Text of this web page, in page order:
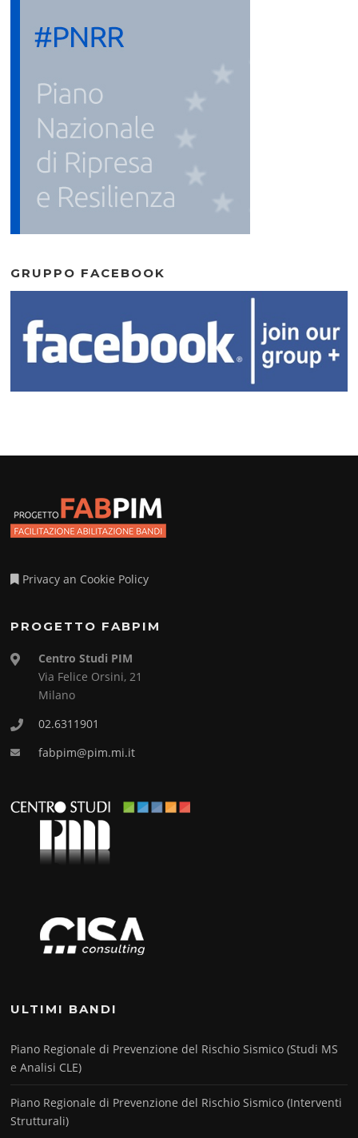
GRUPPO FACEBOOK
Privacy an Cookie Policy
PROGETTO FABPIM
Centro Studi PIM
Via Felice Orsini, 21
Milano
02.6311901
fabpim@pim.mi.it
ULTIMI BANDI
Piano Regionale di Prevenzione del Rischio Sismico (Studi MS
e Analisi CLE)
Piano Regionale di Prevenzione del Rischio Sismico (Interventi
Strutturali)